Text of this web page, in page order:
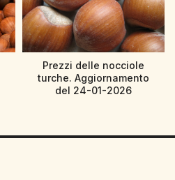
Prezzi delle nocciole
turche. Aggiornamento
del 24-01-2026